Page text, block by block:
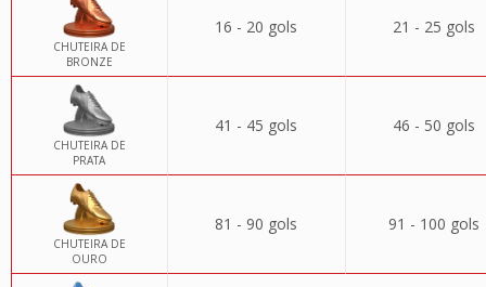
CHUTEIRA DE
BRONZE
16 - 20 gols 21 - 25 gols
CHUTEIRA DE
PRATA
41 - 45 gols 46 - 50 gols
CHUTEIRA DE
OURO
81 - 90 gols 91 - 100 gols